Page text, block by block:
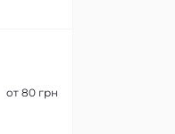
от 80 грн